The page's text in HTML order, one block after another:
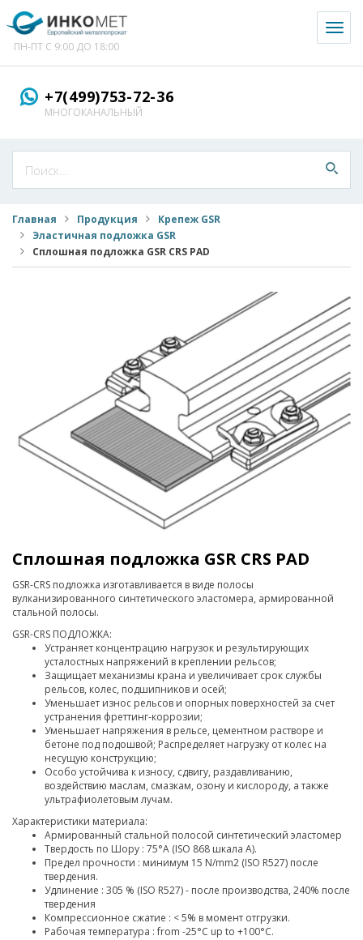
ПН-ПТ С 9:00 ДО 18:00
+7(499)753-72-36
МНОГОКАНАЛЬНЫЙ
Главная Продукция
Крепеж GSR
Эластичная подложка GSR
Сплошная подложка GSR CRS PAD
Сплошная подложка GSR CRS PAD
GSR-СRS подложка изготавливается в виде полосы
вулканизированного синтетического эластомера, армированной
стальной полосы.
GSR-СRS ПОДЛОЖКА:
Устраняет концентрацию нагрузок и результирующих
усталостных напряжений в креплении рельсов;
Защищает механизмы крана и увеличивает срок службы
рельсов, колес, подшипников и осей;
Уменьшает износ рельсов и опорных поверхностей за счет
устранения фреттинг-коррозии;
Уменьшает напряжения в рельсе, цементном растворе и
бетоне под подошвой; Распределяет нагрузку от колес на
несущую конструкцию;
Особо устойчива к износу, сдвигу, раздавливанию,
воздействию маслам, смазкам, озону и кислороду, а также
ультрафиолетовым лучам.
Характеристики материала:
Армированный стальной полосой синтетический эластомер
Твердость по Шору : 75°A (ISO 868 шкала A).
Предел прочности : минимум 15 N/mm2 (ISO R527) после
твердения.
Удлинение : 305 % (ISO R527) - после производства, 240% после
твердения
Компрессионное сжатие : < 5% в момент отгрузки.
Рабочая температура : from -25°C up to +100°C.